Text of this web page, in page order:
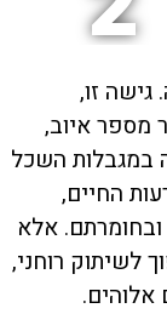
גישה זו,
מספר איוב,
במגבלות השכל
החיים,
ובחומרתם. אלא
לשיתוק רוחני,
אלוהים.